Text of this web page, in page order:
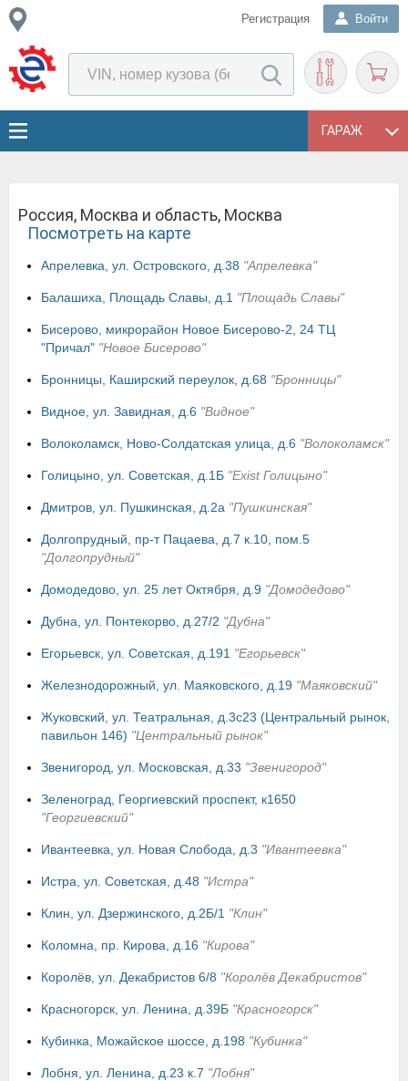
Регистрация Войти
ГАРАЖ
Россия, Москва и область, Москва
Посмотреть на карте
Апрелевка, ул. Островского, д.38 "Апрелевка"
Балашиха, Площадь Славы, д.1 "Площадь Славы"
Бисерово, микрорайон Новое Бисерово-2, 24 ТЦ
"Причал" "Новое Бисерово"
Бронницы, Каширский переулок, д.68 "Бронницы"
Видное, ул. Завидная, д.6 "Видное"
Волоколамск, Ново-Солдатская улица, д.6 "Волоколамск"
Голицыно, ул. Советская, д.1Б "Exist Голицыно"
Дмитров, ул. Пушкинская, д.2а "Пушкинская"
Долгопрудный, пр-т Пацаева, д.7 к.10, пом.5
"Долгопрудный"
Домодедово, ул. 25 лет Октября, д.9 "Домодедово"
Дубна, ул. Понтекорво, д.27/2 "Дубна"
Егорьевск, ул. Советская, д.191 "Егорьевск"
Железнодорожный, ул. Маяковского, д.19 "Маяковский"
Жуковский, ул. Театральная, д.3с23 (Центральный рынок,
павильон 146) "Центральный рынок"
Звенигород, ул. Московская, д.33 "Звенигород"
Зеленоград, Георгиевский проспект, к1650
"Георгиевский"
Ивантеевка, ул. Новая Слобода, д.3 "Ивантеевка"
Истра, ул. Советская, д.48 "Истра"
Клин, ул. Дзержинского, д.2Б/1 "Клин"
Коломна, пр. Кирова, д.16 "Кирова"
Королёв, ул. Декабристов 6/8 "Королёв Декабристов"
Красногорск, ул. Ленина, д.39Б "Красногорск"
Кубинка, Можайское шоссе, д.198 "Кубинка"
Лобня, ул. Ленина, д.23 к.7 "Лобня"